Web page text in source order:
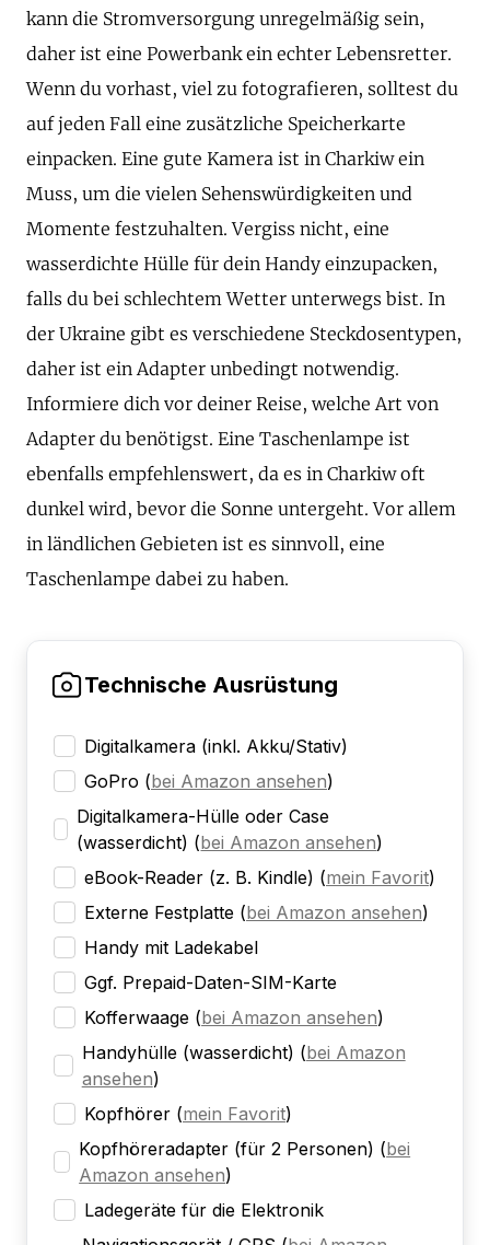
kann die Stromversorgung unregelmäßig sein,
daher ist eine Powerbank ein echter Lebensretter.
Wenn du vorhast, viel zu fotografieren, solltest du
auf jeden Fall eine zusätzliche Speicherkarte
einpacken. Eine gute Kamera ist in Charkiw ein
Muss, um die vielen Sehenswürdigkeiten und
Momente festzuhalten. Vergiss nicht, eine
wasserdichte Hülle für dein Handy einzupacken,
falls du bei schlechtem Wetter unterwegs bist. In
der Ukraine gibt es verschiedene Steckdosentypen,
daher ist ein Adapter unbedingt notwendig.
Informiere dich vor deiner Reise, welche Art von
Adapter du benötigst. Eine Taschenlampe ist
ebenfalls empfehlenswert, da es in Charkiw oft
dunkel wird, bevor die Sonne untergeht. Vor allem
in ländlichen Gebieten ist es sinnvoll, eine
Taschenlampe dabei zu haben.
Technische Ausrüstung
Digitalkamera (inkl. Akku/Stativ)
GoPro (bei Amazon ansehen)
Digitalkamera-Hülle oder Case
(wasserdicht) (bei Amazon ansehen)
eBook-Reader (z. B. Kindle) (mein Favorit)
Externe Festplatte (bei Amazon ansehen)
Handy mit Ladekabel
Ggf. Prepaid-Daten-SIM-Karte
Kofferwaage (bei Amazon ansehen)
Handyhülle (wasserdicht) (bei Amazon
ansehen)
Kopfhörer (mein Favorit)
Kopfhöreradapter (für 2 Personen) (bei
Amazon ansehen)
Ladegeräte für die Elektronik